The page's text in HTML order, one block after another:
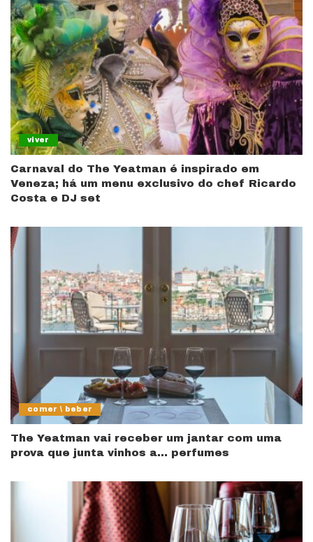
viver
Carnaval do The Yeatman é inspirado em
Veneza; há um menu exclusivo do chef Ricardo
Costa e DJ set
comer \ beber
The Yeatman vai receber um jantar com uma
prova que junta vinhos a… perfumes